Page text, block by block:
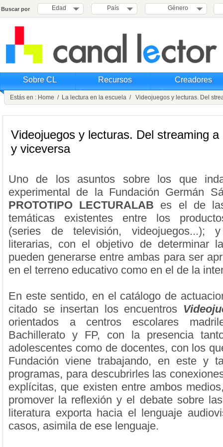
Buscar por Edad País Género
Sobre CL Recursos Creadores
Estás en : Home / La lectura en la escuela / Videojuegos y lecturas. Del
Videojuegos y lecturas. Del streaming a
y viceversa
Uno de los asuntos sobre los que
experimental de la Fundación Germán
PROTOTIPO LECTURALAB es el de
temáticas existentes entre los
(series de televisión, videojuegos...);
literarias, con el objetivo de determinar
pueden generarse entre ambas para ser
en el terreno educativo como en el de la
En este sentido, en el catálogo de
citado se insertan los encuentros
orientados a centros escolares
Bachillerato y FP, con la presencia
adolescentes como de docentes, con los
Fundación viene trabajando, en este y
programas, para descubrirles las
explícitas, que existen entre ambos
promover la reflexión y el debate sobre
literatura exporta hacia el lenguaje
casos, asimila de ese lenguaje.